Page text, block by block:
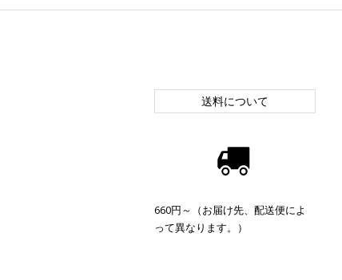
送料について
660円～（お届け先、配送便によ
って異なります。）